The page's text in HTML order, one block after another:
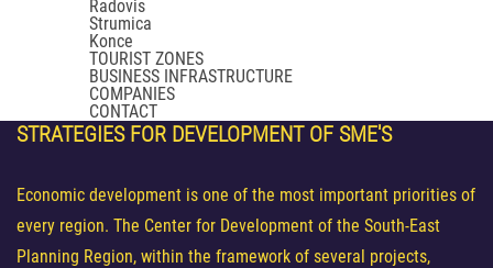
Radovis
Strumica
Konce
TOURIST ZONES
BUSINESS INFRASTRUCTURE
COMPANIES
CONTACT
STRATEGIESFOR DEVELOPMENT OF SME'S
Economic development is one of the most important priorities of
every region. The Center for Development of the South-East
Planning Region, within the framework of several projects,